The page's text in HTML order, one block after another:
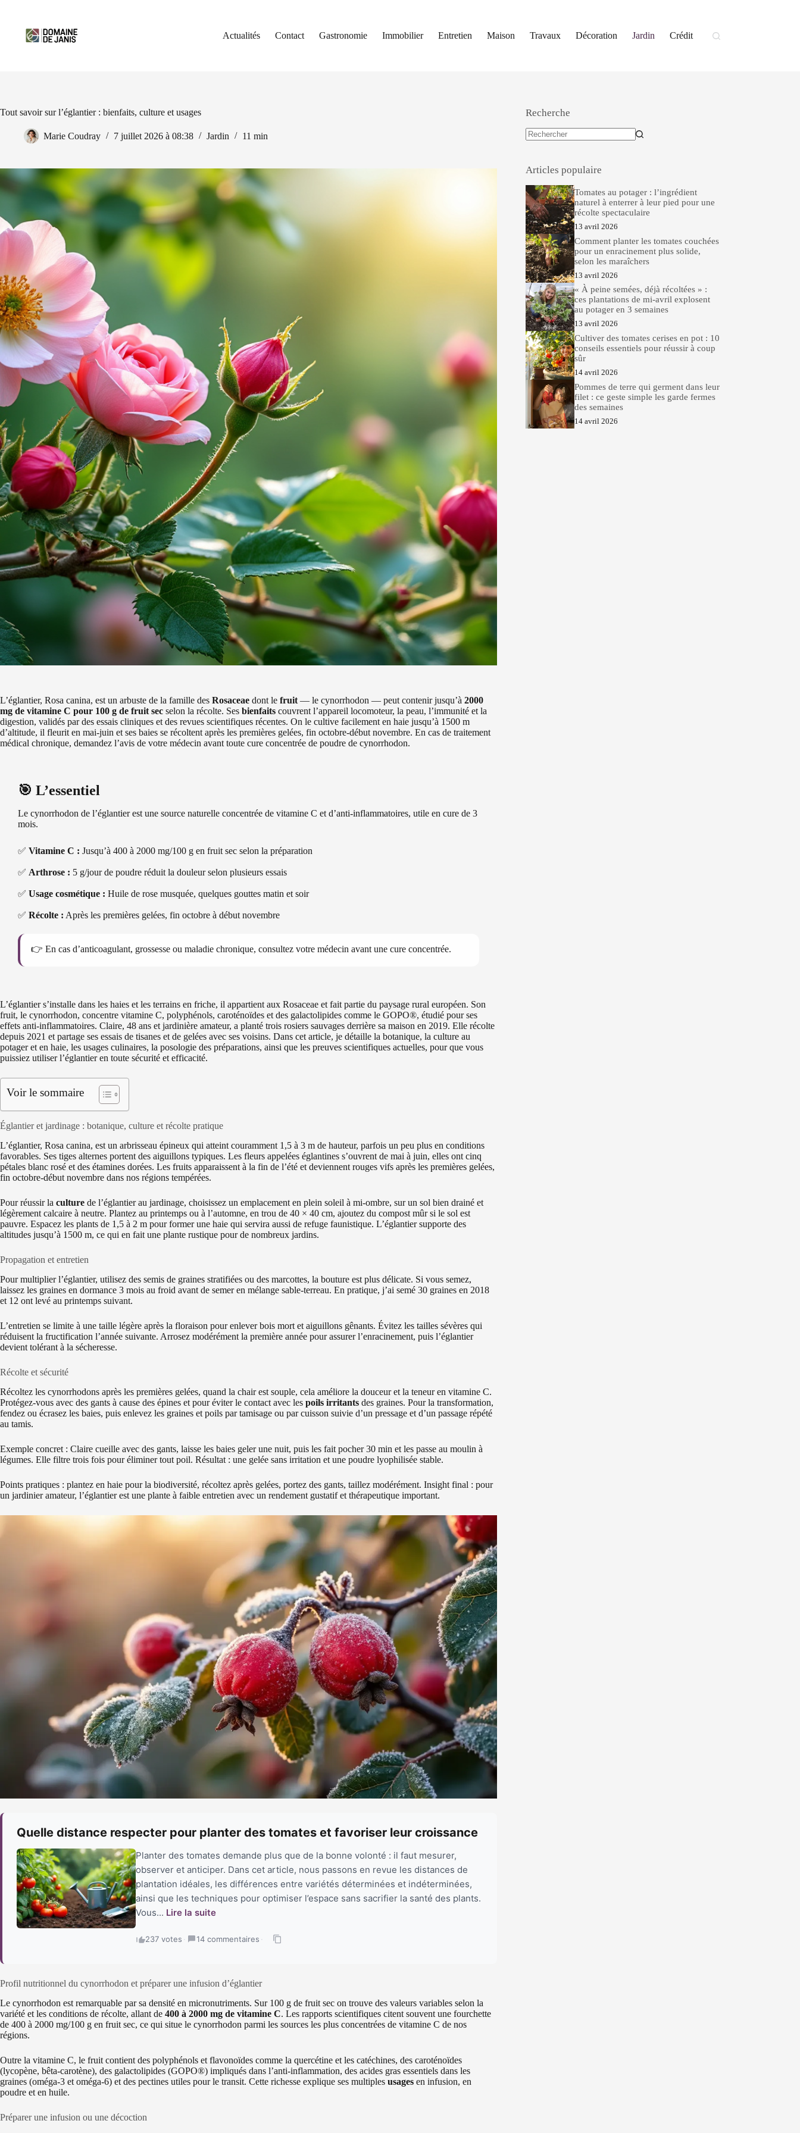
Actualités
Contact Gastronomie Immobilier Entretien Maison Travaux Décoration Jardin Crédit
Tout savoir sur l’églantier : bienfaits, culture et usages
Marie Coudray 7 juillet 2026 à 08:38 Jardin 11 min
L’églantier, Rosa canina, est un arbuste de la famille des Rosaceae dont le fruit — le cynorrhodon — peut contenir jusqu’à 2000
mg de vitamine C pour 100 g de fruit sec selon la récolte. Ses bienfaits couvrent l’appareil locomoteur, la peau, l’immunité et la
digestion, validés par des essais cliniques et des revues scientifiques récentes. On le cultive facilement en haie jusqu’à 1500 m
d’altitude, il fleurit en mai-juin et ses baies se récoltent après les premières gelées, fin octobre-début novembre. En cas de traitement
médical chronique, demandez l’avis de votre médecin avant toute cure concentrée de poudre de cynorrhodon.
🎯 L’essentiel
Le cynorrhodon de l’églantier est une source naturelle concentrée de vitamine C et d’anti-inflammatoires, utile en cure de 3
mois.
✅ Vitamine C : Jusqu’à 400 à 2000 mg/100 g en fruit sec selon la préparation
✅ Arthrose : 5 g/jour de poudre réduit la douleur selon plusieurs essais
✅ Usage cosmétique : Huile de rose musquée, quelques gouttes matin et soir
✅ Récolte : Après les premières gelées, fin octobre à début novembre
👉 En cas d’anticoagulant, grossesse ou maladie chronique, consultez votre médecin avant une cure concentrée.
L’églantier s’installe dans les haies et les terrains en friche, il appartient aux Rosaceae et fait partie du paysage rural européen. Son
fruit, le cynorrhodon, concentre vitamine C, polyphénols, caroténoïdes et des galactolipides comme le GOPO®, étudié pour ses
effets anti-inflammatoires. Claire, 48 ans et jardinière amateur, a planté trois rosiers sauvages derrière sa maison en 2019. Elle récolte
depuis 2021 et partage ses essais de tisanes et de gelées avec ses voisins. Dans cet article, je détaille la botanique, la culture au
potager et en haie, les usages culinaires, la posologie des préparations, ainsi que les preuves scientifiques actuelles, pour que vous
puissiez utiliser l’églantier en toute sécurité et efficacité.
Voir le sommaire
Églantier et jardinage : botanique, culture et récolte pratique
L’églantier, Rosa canina, est un arbrisseau épineux qui atteint couramment 1,5 à 3 m de hauteur, parfois un peu plus en conditions
favorables. Ses tiges alternes portent des aiguillons typiques. Les fleurs appelées églantines s’ouvrent de mai à juin, elles ont cinq
pétales blanc rosé et des étamines dorées. Les fruits apparaissent à la fin de l’été et deviennent rouges vifs après les premières gelées,
fin octobre-début novembre dans nos régions tempérées.
Pour réussir la culture de l’églantier au jardinage, choisissez un emplacement en plein soleil à mi-ombre, sur un sol bien drainé et
légèrement calcaire à neutre. Plantez au printemps ou à l’automne, en trou de 40 × 40 cm, ajoutez du compost mûr si le sol est
pauvre. Espacez les plants de 1,5 à 2 m pour former une haie qui servira aussi de refuge faunistique. L’églantier supporte des
altitudes jusqu’à 1500 m, ce qui en fait une plante rustique pour de nombreux jardins.
Propagation et entretien
Pour multiplier l’églantier, utilisez des semis de graines stratifiées ou des marcottes, la bouture est plus délicate. Si vous semez,
laissez les graines en dormance 3 mois au froid avant de semer en mélange sable-terreau. En pratique, j’ai semé 30 graines en 2018
et 12 ont levé au printemps suivant.
L’entretien se limite à une taille légère après la floraison pour enlever bois mort et aiguillons gênants. Évitez les tailles sévères qui
réduisent la fructification l’année suivante. Arrosez modérément la première année pour assurer l’enracinement, puis l’églantier
devient tolérant à la sécheresse.
Récolte et sécurité
Récoltez les cynorrhodons après les premières gelées, quand la chair est souple, cela améliore la douceur et la teneur en vitamine C.
Protégez-vous avec des gants à cause des épines et pour éviter le contact avec les poils irritants des graines. Pour la transformation,
fendez ou écrasez les baies, puis enlevez les graines et poils par tamisage ou par cuisson suivie d’un pressage et d’un passage répété
au tamis.
Exemple concret : Claire cueille avec des gants, laisse les baies geler une nuit, puis les fait pocher 30 min et les passe au moulin à
légumes. Elle filtre trois fois pour éliminer tout poil. Résultat : une gelée sans irritation et une poudre lyophilisée stable.
Points pratiques : plantez en haie pour la biodiversité, récoltez après gelées, portez des gants, taillez modérément. Insight final : pour
un jardinier amateur, l’églantier est une plante à faible entretien avec un rendement gustatif et thérapeutique important.
Quelle distance respecter pour planter des tomates et favoriser leur croissance
Planter des tomates demande plus que de la bonne volonté : il faut mesurer,
observer et anticiper. Dans cet article, nous passons en revue les distances de
plantation idéales, les différences entre variétés déterminées et indéterminées,
ainsi que les techniques pour optimiser l’espace sans sacrifier la santé des plants.
Vous... Lire la suite
237 votes · 14 commentaires ·
Profil nutritionnel du cynorrhodon et préparer une infusion d’églantier
Le cynorrhodon est remarquable par sa densité en micronutriments. Sur 100 g de fruit sec on trouve des valeurs variables selon la
variété et les conditions de récolte, allant de 400 à 2000 mg de vitamine C. Les rapports scientifiques citent souvent une fourchette
de 400 à 2000 mg/100 g en fruit sec, ce qui situe le cynorrhodon parmi les sources les plus concentrées de vitamine C de nos
régions.
Outre la vitamine C, le fruit contient des polyphénols et flavonoïdes comme la quercétine et les catéchines, des caroténoïdes
(lycopène, bêta-carotène), des galactolipides (GOPO®) impliqués dans l’anti-inflammation, des acides gras essentiels dans les
graines (oméga-3 et oméga-6) et des pectines utiles pour le transit. Cette richesse explique ses multiples usages en infusion, en
poudre et en huile.
Préparer une infusion ou une décoction
Recherche
Articles populaire
Tomates au potager : l’ingrédient
naturel à enterrer à leur pied pour une
récolte spectaculaire
13 avril 2026
Comment planter les tomates couchées
pour un enracinement plus solide,
selon les maraîchers
13 avril 2026
« À peine semées, déjà récoltées » :
ces plantations de mi-avril explosent
au potager en 3 semaines
13 avril 2026
Cultiver des tomates cerises en pot : 10
conseils essentiels pour réussir à coup
sûr
14 avril 2026
Pommes de terre qui germent dans leur
filet : ce geste simple les garde fermes
des semaines
14 avril 2026